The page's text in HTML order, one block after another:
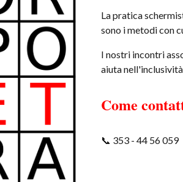
La pratica
sono i metodi con
I nostri incontri
aiuta
Come
📞 353 - 44 56 059